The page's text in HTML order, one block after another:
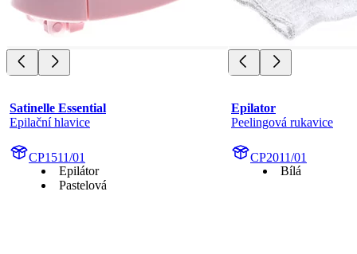
Satinelle Essential
Epilační hlavice
CP1511/01
Epilátor
Pastelová
Epilator
Peelingová rukavice
CP2011/01
Bílá